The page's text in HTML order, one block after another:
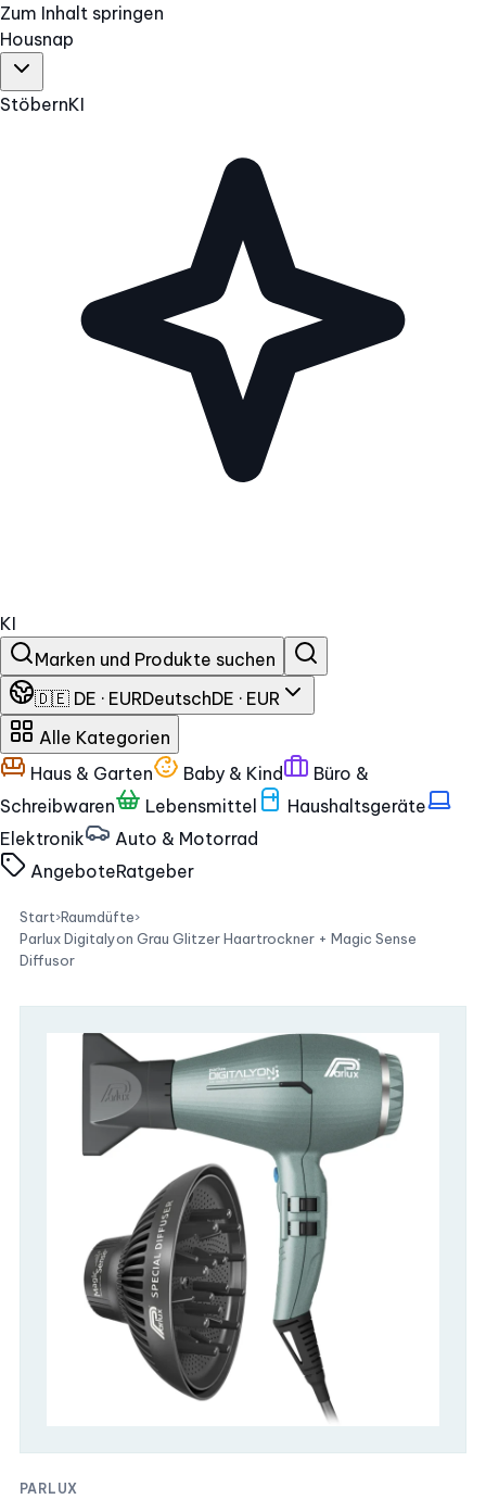
Zum Inhalt springen
Housnap
StöbernKI
KI
Marken und Produkte suchen
🇩🇪 DE · EURDeutschDE · EUR
Alle Kategorien
Haus & Garten
Baby & Kind
Büro &
Schreibwaren
Lebensmittel
Haushaltsgeräte
Elektronik
Auto & Motorrad
AngeboteRatgeber
Start›Raumdüfte›
Parlux Digitalyon Grau Glitzer Haartrockner + Magic Sense
Diffusor
PARLUX